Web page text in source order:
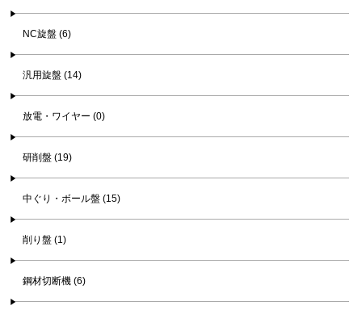
NC旋盤 (6)
汎用旋盤 (14)
放電・ワイヤー (0)
研削盤 (19)
中ぐり・ボール盤 (15)
削り盤 (1)
鋼材切断機 (6)